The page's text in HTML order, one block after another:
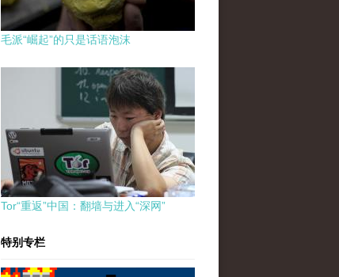
毛派“崛起”的只是话语泡沫
Tor“重返”中国：翻墙与进入“深网”
特别专栏